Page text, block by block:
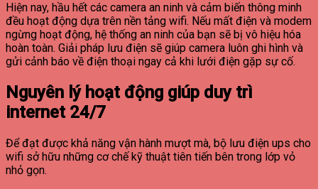
Hiện nay, hầu hết các camera an ninh và cảm biến thông minh
đều hoạt động dựa trên nền tảng wifi. Nếu mất điện và modem
ngừng hoạt động, hệ thống an ninh của bạn sẽ bị vô hiệu hóa
hoàn toàn. Giải pháp lưu điện sẽ giúp camera luôn ghi hình và
gửi cảnh báo về điện thoại ngay cả khi lưới điện gặp sự cố.
Nguyên lý hoạt động giúp duy trì
internet 24/7
Để đạt được khả năng vận hành mượt mà, bộ lưu điện ups cho
wifi sở hữu những cơ chế kỹ thuật tiên tiến bên trong lớp vỏ
nhỏ gọn.